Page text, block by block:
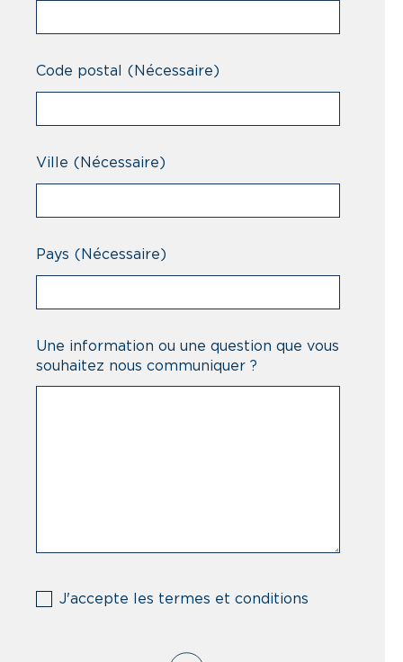
Code postal (Nécessaire)
Ville (Nécessaire)
Pays (Nécessaire)
Une information ou une question que vous
souhaitez nous communiquer ?
(Nécessaire)
J'accepte les termes et conditions